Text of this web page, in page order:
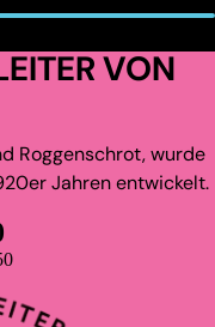
VON
Roggenschrot, wurde
Jahren entwickelt.